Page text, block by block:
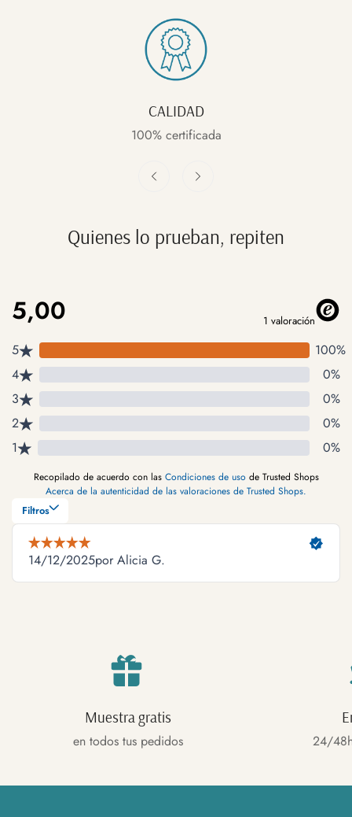
CALIDAD
100% certificada
Quienes lo prueban, repiten
Muestra gratis
en todos tus pedidos 24/